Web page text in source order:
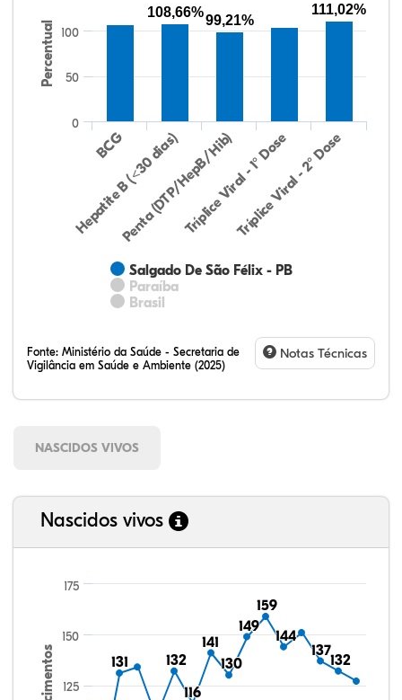
Percentual
Salgado De São Félix - PB
Paraíba
Brasil
BCG
Hepatite B (<30 dias)
Penta (DTP/HepB/Hib)Tríplice Viral - 1° Dose
Tríplice Viral - 2° Dose
0
50
100
108,66%
99,21%
111,02%
Fonte: Ministério da Saúde - Secretaria de
Vigilância em Saúde e Ambiente (2025)
Notas Técnicas
NASCIDOS VIVOS
Nascidos vivos
131
131 132
132
116
116
141
141
130
130
149
149
159
159
144
144
137
137
132
132
125
150
175